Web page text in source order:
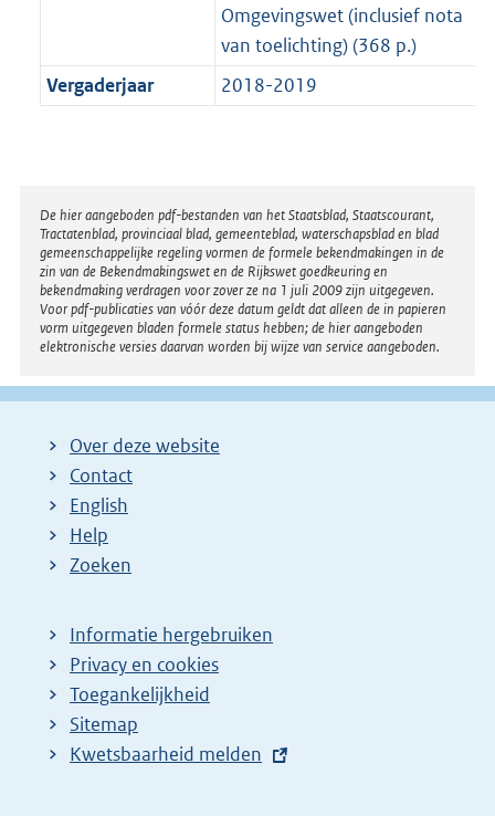
Omgevingswet (inclusief nota
van toelichting) (368 p.)
Vergaderjaar
2018-2019
Disclaimer
De hier aangeboden pdf-bestanden van het Staatsblad, Staatscourant,
Tractatenblad, provinciaal blad, gemeenteblad, waterschapsblad en blad
gemeenschappelijke regeling vormen de formele bekendmakingen in de
zin van de Bekendmakingswet en de Rijkswet goedkeuring en
bekendmaking verdragen voor zover ze na 1 juli 2009 zijn uitgegeven.
Voor pdf-publicaties van vóór deze datum geldt dat alleen de in papieren
vorm uitgegeven bladen formele status hebben; de hier aangeboden
elektronische versies daarvan worden bij wijze van service aangeboden.
Over deze website
Contact
English
Help
Zoeken
Informatie hergebruiken
Privacy en cookies
Toegankelijkheid
Sitemap
E
Kwetsbaarheid melden